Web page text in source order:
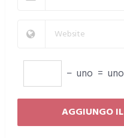
− uno = uno